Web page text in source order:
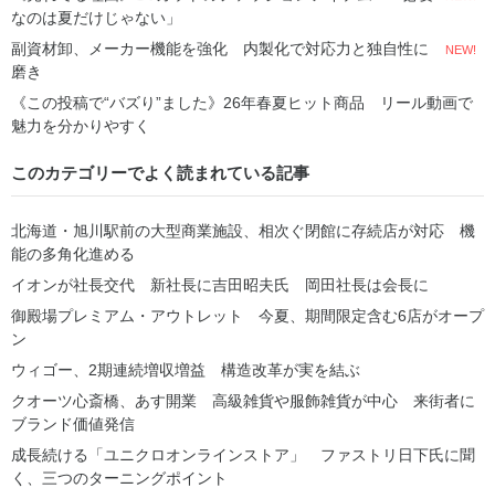
なのは夏だけじゃない」
副資材卸、メーカー機能を強化 内製化で対応力と独自性に
磨き
NEW!
《この投稿で“バズり”ました》26年春夏ヒット商品 リール動画で
魅力を分かりやすく
このカテゴリーでよく読まれている記事
北海道・旭川駅前の大型商業施設、相次ぐ閉館に存続店が対応 機
能の多角化進める
イオンが社長交代 新社長に吉田昭夫氏 岡田社長は会長に
御殿場プレミアム・アウトレット 今夏、期間限定含む6店がオープ
ン
ウィゴー、2期連続増収増益 構造改革が実を結ぶ
クオーツ心斎橋、あす開業 高級雑貨や服飾雑貨が中心 来街者に
ブランド価値発信
成長続ける「ユニクロオンラインストア」 ファストリ日下氏に聞
く、三つのターニングポイント